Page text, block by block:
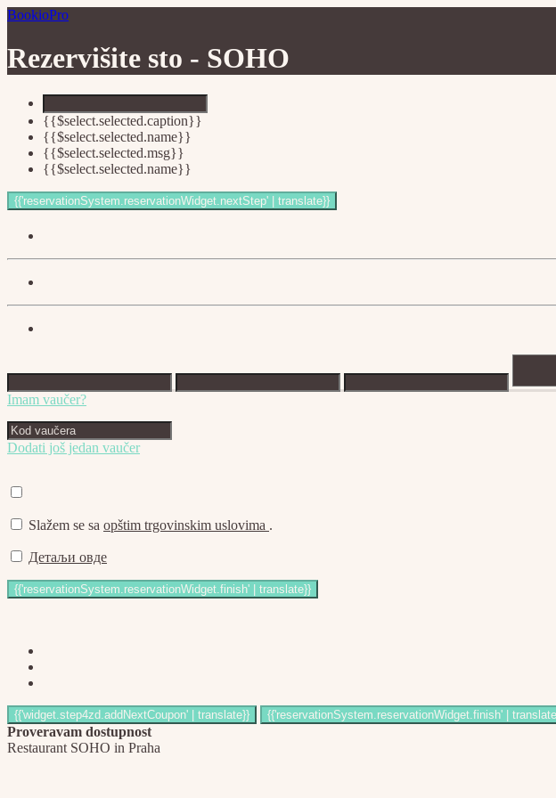
BookioPro
Rezervišite sto - SOHO
{{$select.selected.caption}}
{{$select.selected.name}}
{{$select.selected.msg}}
{{$select.selected.name}}
Imam vaučer?
Dodati još jedan vaučer
Slažem se sa opštim trgovinskim uslovima .
Детаљи овде
Proveravam dostupnost
Restaurant SOHO in Praha